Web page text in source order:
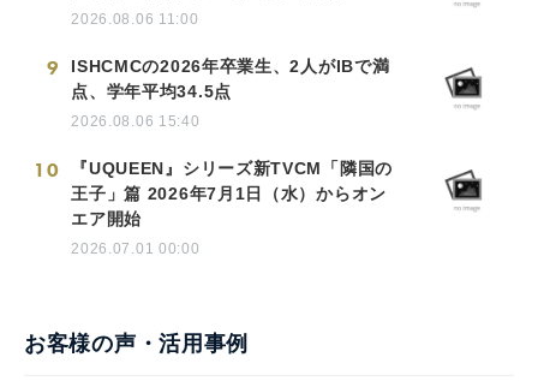
2026.08.06 11:00
9
ISHCMCの2026年卒業生、2人がIBで満
点、学年平均34.5点
2026.08.06 15:40
10
『UQUEEN』シリーズ新TVCM「隣国の
王子」篇 2026年7月1日（水）からオン
エア開始
2026.07.01 00:00
お客様の声・活用事例